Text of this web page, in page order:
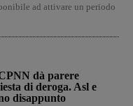
ad attivare un periodo
dà parere
di deroga. Asl e
disappunto